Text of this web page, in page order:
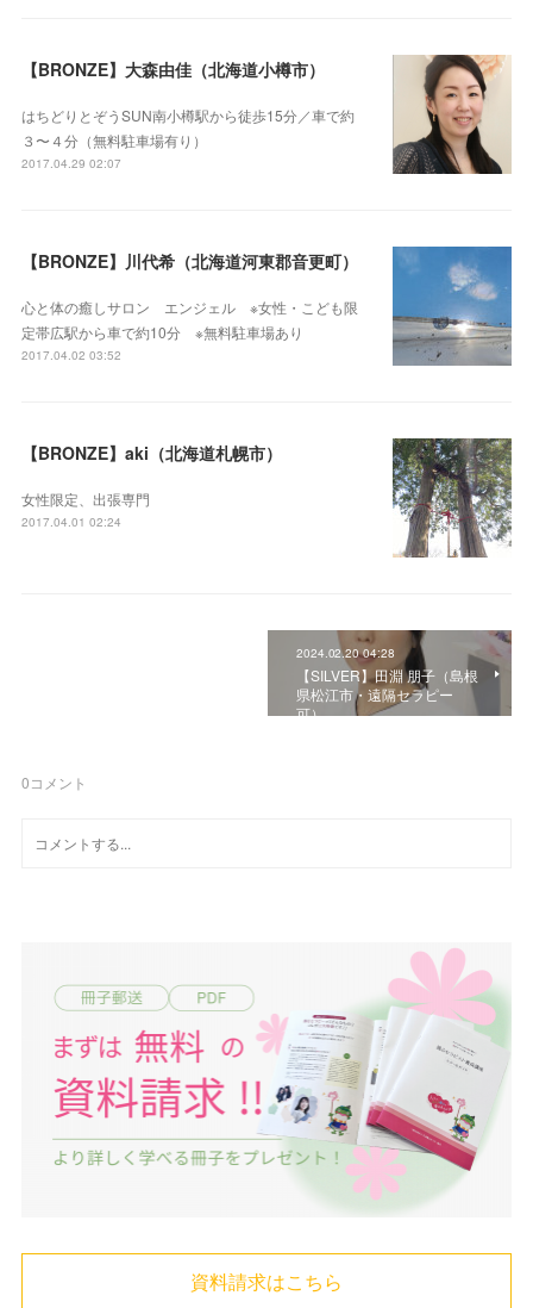
【BRONZE】大森由佳（北海道小樽市）
はちどりとぞうSUN南小樽駅から徒歩15分／車で約
３〜４分（無料駐車場有り）
2017.04.29 02:07
【BRONZE】川代希（北海道河東郡音更町）
心と体の癒しサロン エンジェル ※女性・こども限
定帯広駅から車で約10分 ※無料駐車場あり
2017.04.02 03:52
【BRONZE】aki（北海道札幌市）
女性限定、出張専門
2017.04.01 02:24
2024.02.20 04:28
【SILVER】田淵 朋子（島根
県松江市・遠隔セラピー
可）
0コメント
資料請求はこちら